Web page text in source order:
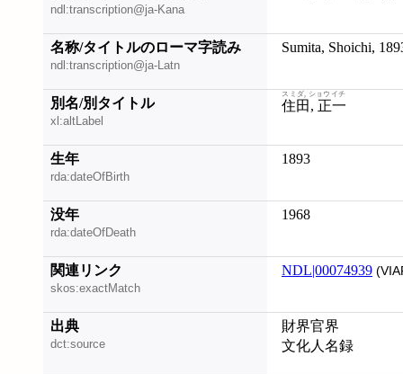
ndl:transcription@ja-Kana
名称/タイトルのローマ字読み
ndl:transcription@ja-Latn
Sumita, Shoichi,
別名/別タイトル
xl:altLabel
住田, 正一
スミダ, ショウイチ
生年
rda:dateOfBirth
1893
没年
rda:dateOfDeath
1968
関連リンク
skos:exactMatch
NDL|00074939
出典
dct:source
財界官界
文化人名録